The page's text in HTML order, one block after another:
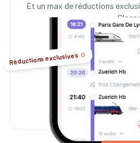
Et un max de réductions
Réductions exclusives ☺️